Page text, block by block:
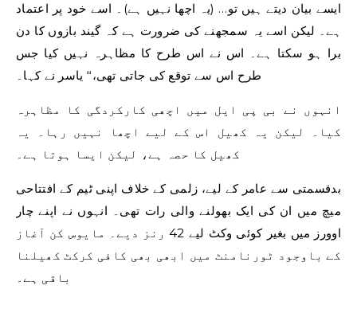
ایسے بیان دیتے ہیں تو… (یہ اچھا نہیں ہے)۔ اسے خود پر اعتماد
ہے۔ لیکن اسے یہ سمجھنے کی ضرورت ہے کہ گیند بازوں کا دن
برا ہو سکتا ہے۔ اس نے اس طرح کا مظاہرہ نہیں کیا جس
طرح اس سے توقع کی جاتی تھی،‘‘ یاسر نے کہا۔
انہوں نے بی پی ایل میں اچھی کارکردگی کا مظاہرہ
کیا۔ لیکن یہ کھیل اس کے لیے اچھا نہیں رہا۔ یہ
کھیل کا حصہ ہے، لیکن ایسا ہوتا ہے۔
بدقسمتی سے عامر کے لیے، زلمی کے خلاف اپنی ٹیم کے افتتاحی
میچ میں ان کی ایک بھولنے والی رات تھی۔ انہوں نے اپنے چار
اوورز میں بغیر کوئی وکٹ لیے 42 رنز دیے۔ مایوس کن آغاز
کے باوجود ٹورنامنٹ میں ابھی بھی کافی کرکٹ کھیلنا
باقی ہے۔